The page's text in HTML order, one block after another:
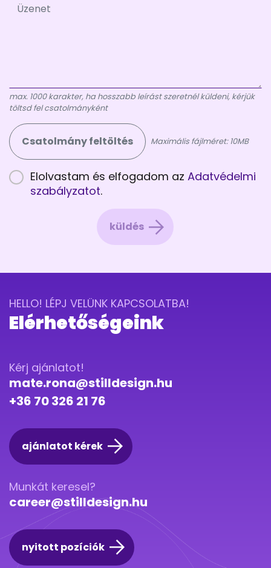
max. 1000 karakter, ha hosszabb leírást szeretnél küldeni, kérjük
töltsd fel csatolmányként
Csatolmány feltöltés Maximális fájlméret: 10MB
Elolvastam és elfogadom az Adatvédelmi
szabályzatot.
küldés
HELLO! LÉPJ VELÜNK KAPCSOLATBA!
Elérhetőségeink
Kérj ajánlatot!
mate.rona@stilldesign.hu
+36 70 326 21 76
ajánlatot kérek
Munkát keresel?
career@stilldesign.hu
nyitott pozíciók